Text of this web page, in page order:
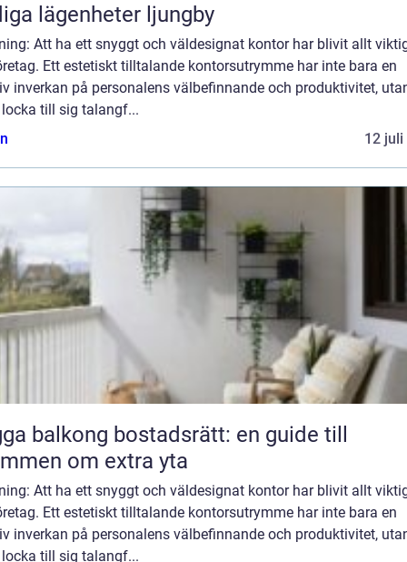
lägenheter ljungby
Att ha ett snyggt och väldesignat kontor har blivit allt
Ett estetiskt tilltalande kontorsutrymme har inte bara en
inverkan på personalens välbefinnande och produktivitet,
till sig talangf...
12 juli
balkong bostadsrätt: en guide till
om extra yta
Att ha ett snyggt och väldesignat kontor har blivit allt
Ett estetiskt tilltalande kontorsutrymme har inte bara en
inverkan på personalens välbefinnande och produktivitet,
till sig talangf...